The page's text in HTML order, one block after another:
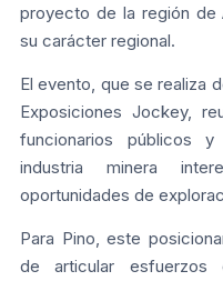
proyecto de la región de
su carácter regional.
El evento, que se realiza
Exposiciones Jockey,
funcionarios públicos
industria minera
oportunidades de
Para Pino, este
de articular